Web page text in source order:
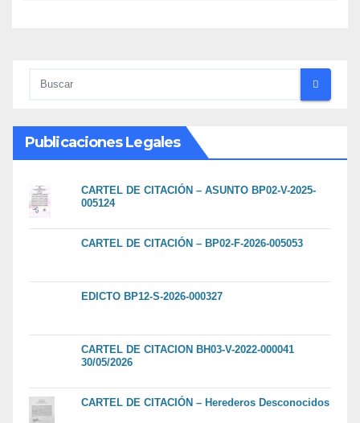
Publicaciones Legales
CARTEL DE CITACIÓN – ASUNTO BP02-V-2025-
005124
CARTEL DE CITACIÓN – BP02-F-2026-005053
EDICTO BP12-S-2026-000327
CARTEL DE CITACION BH03-V-2022-000041
30/05/2026
CARTEL DE CITACIÓN – Herederos Desconocidos